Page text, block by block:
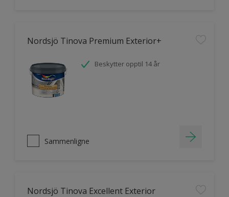
Nordsjö Tinova Premium Exterior+
Beskytter opptil 14 år
Sammenligne
Nordsjö Tinova Excellent Exterior